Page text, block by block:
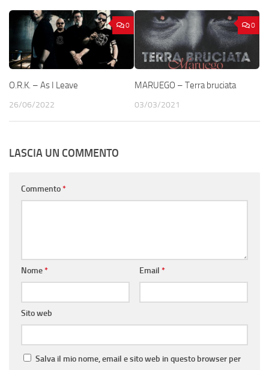
0
O.R.K. – As I Leave
26/06/2022
0
MARUEGO – Terra bruciata
03/03/2021
LASCIA UN COMMENTO
Commento*
Nome* Email *
Sito web
Salva il mio nome, email e sito web in questo browser per